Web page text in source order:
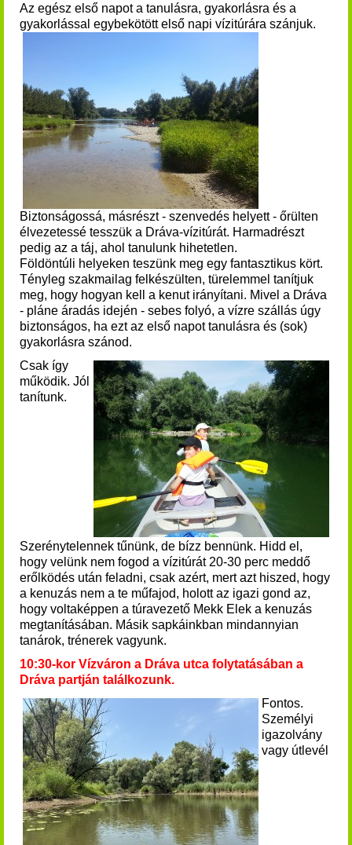
Az egész első napot a tanulásra, gyakorlásra és a
gyakorlással egybekötött első napi vízitúrára szánjuk.
Biztonságossá, másrészt - szenvedés helyett - őrülten
élvezetessé tesszük a Dráva-vízitúrát. Harmadrészt
pedig az a táj, ahol tanulunk hihetetlen.
Földöntúli helyeken teszünk meg egy fantasztikus kört.
Tényleg szakmailag felkészülten, türelemmel tanítjuk
meg, hogy hogyan kell a kenut irányítani. Mivel a Dráva
- pláne áradás idején - sebes folyó, a vízre szállás úgy
biztonságos, ha ezt az első napot tanulásra és (sok)
gyakorlásra szánod.
Csak így
működik. Jól
tanítunk.
Szerénytelennek tűnünk, de bízz bennünk. Hidd el,
hogy velünk nem fogod a vízitúrát 20-30 perc meddő
erőlködés után feladni, csak azért, mert azt hiszed, hogy
a kenuzás nem a te műfajod, holott az igazi gond az,
hogy voltaképpen a túravezető Mekk Elek a kenuzás
megtanításában. Másik sapkáinkban mindannyian
tanárok, trénerek vagyunk.
10:30-kor Vízváron a Dráva utca folytatásában a
Dráva partján találkozunk.
Fontos.
Személyi
igazolvány
vagy útlevél